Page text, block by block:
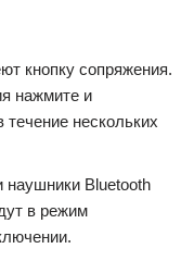
кнопку сопряжения.
нажмите и
нескольких
наушники Bluetooth
в режим